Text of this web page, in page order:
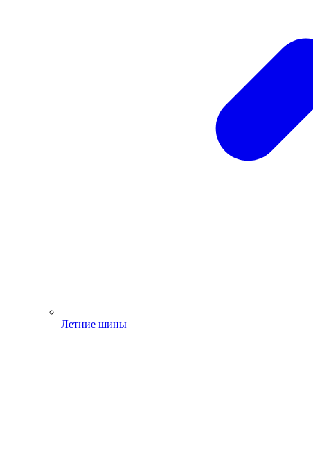
Летние шины